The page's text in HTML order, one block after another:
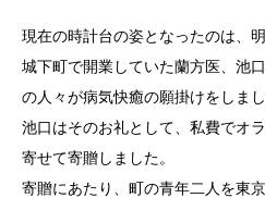
現在の時計台の姿となったのは、
城下町で開業していた蘭方医、池
の人々が病気快癒の願掛けをしまし
池口はそのお礼として、私費でオ
寄せて寄贈しました。
寄贈にあたり、町の青年二人を東